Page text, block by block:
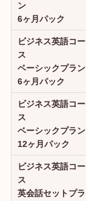
ン
6ヶ月パック
ビジネス英語コー
ス
ベーシックプラン
6ヶ月パック
ビジネス英語コー
ス
ベーシックプラン
12ヶ月パック
ビジネス英語コー
ス
英会話セットプラ